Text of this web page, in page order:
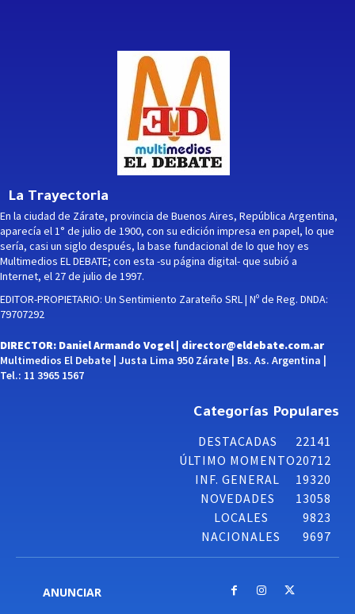
La Trayectoria
En la ciudad de Zárate, provincia de Buenos Aires, República Argentina,
aparecía el 1° de julio de 1900, con su edición impresa en papel, lo que
sería, casi un siglo después, la base fundacional de lo que hoy es
Multimedios EL DEBATE; con esta -su página digital- que subió a
Internet, el 27 de julio de 1997.
EDITOR-PROPIETARIO: Un Sentimiento Zarateño SRL | Nº de Reg. DNDA:
79707292
DIRECTOR: Daniel Armando Vogel | director@eldebate.com.ar
Multimedios El Debate | Justa Lima 950 Zárate | Bs. As. Argentina |
Tel.: 11 3965 1567
Categorías Populares
DESTACADAS
22141
ÚLTIMO MOMENTO20712
INF. GENERAL
19320
NOVEDADES
13058
LOCALES
9823
NACIONALES
9697
ANUNCIAR